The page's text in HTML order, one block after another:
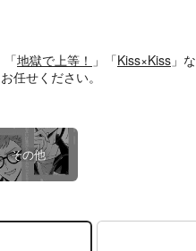
「地獄で上等！ 」「Kiss×Kiss 」
任せください。
その他